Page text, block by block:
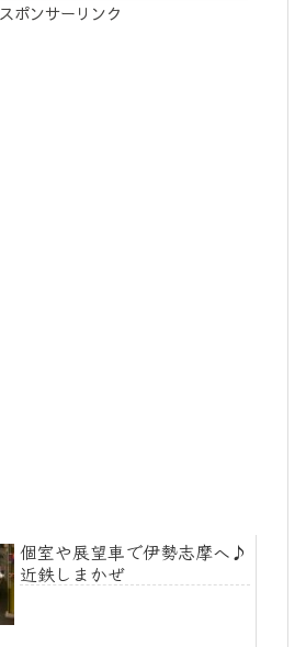
スポンサーリンク
個室や展望車で伊勢志摩へ♪
近鉄しまかぜ